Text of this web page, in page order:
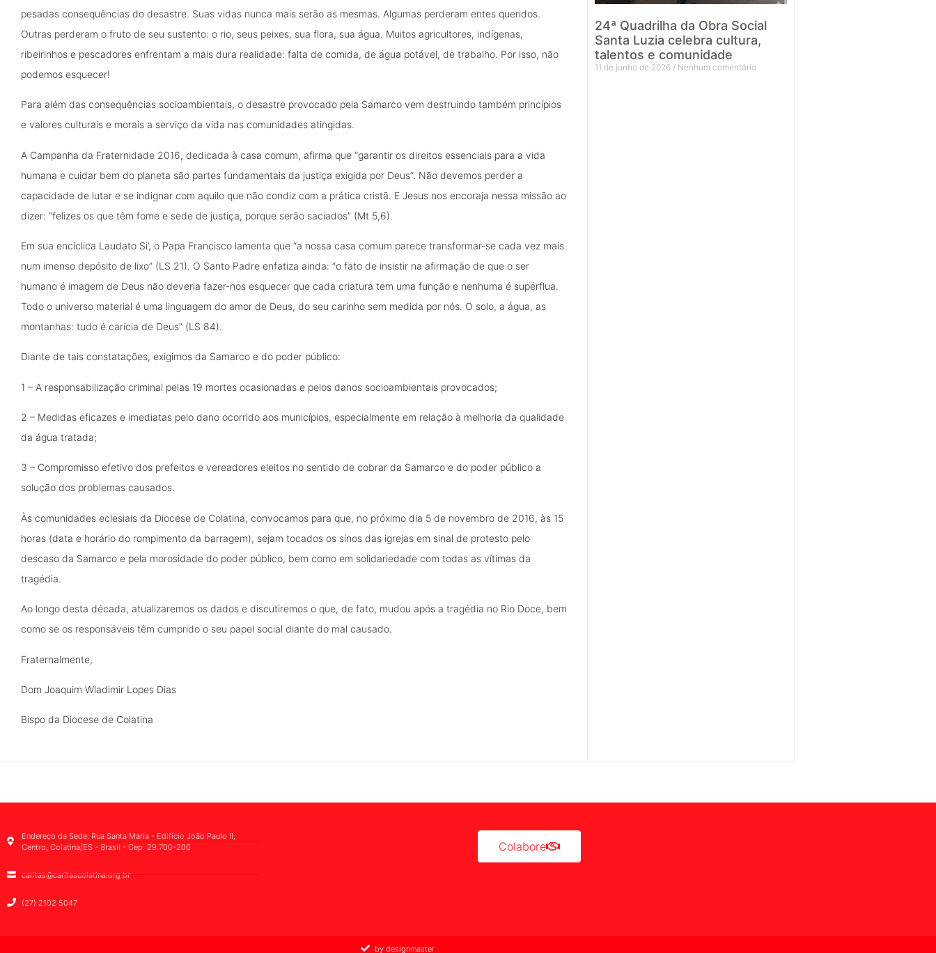
pesadas consequências do desastre. Suas vidas nunca mais serão as mesmas. Algumas perderam entes queridos.
Outras perderam o fruto de seu sustento: o rio, seus peixes, sua flora, sua água. Muitos agricultores, indígenas,
ribeirinhos e pescadores enfrentam a mais dura realidade: falta de comida, de água potável, de trabalho. Por isso, não
podemos esquecer!
Para além das consequências socioambientais, o desastre provocado pela Samarco vem destruindo também princípios
e valores culturais e morais a serviço da vida nas comunidades atingidas.
A Campanha da Fraternidade 2016, dedicada à casa comum, afirma que “garantir os direitos essenciais para a vida
humana e cuidar bem do planeta são partes fundamentais da justiça exigida por Deus”. Não devemos perder a
capacidade de lutar e se indignar com aquilo que não condiz com a prática cristã. E Jesus nos encoraja nessa missão ao
dizer: “felizes os que têm fome e sede de justiça, porque serão saciados” (Mt 5,6).
Em sua encíclica Laudato Si’, o Papa Francisco lamenta que “a nossa casa comum parece transformar-se cada vez mais
num imenso depósito de lixo” (LS 21). O Santo Padre enfatiza ainda: “o fato de insistir na afirmação de que o ser
humano é imagem de Deus não deveria fazer-nos esquecer que cada criatura tem uma função e nenhuma é supérflua.
Todo o universo material é uma linguagem do amor de Deus, do seu carinho sem medida por nós. O solo, a água, as
montanhas: tudo é carícia de Deus” (LS 84).
Diante de tais constatações, exigimos da Samarco e do poder público:
1 – A responsabilização criminal pelas 19 mortes ocasionadas e pelos danos socioambientais provocados;
2 – Medidas eficazes e imediatas pelo dano ocorrido aos municípios, especialmente em relação à melhoria da qualidade
da água tratada;
3 – Compromisso efetivo dos prefeitos e vereadores eleitos no sentido de cobrar da Samarco e do poder público a
solução dos problemas causados.
Às comunidades eclesiais da Diocese de Colatina, convocamos para que, no próximo dia 5 de novembro de 2016, às 15
horas (data e horário do rompimento da barragem), sejam tocados os sinos das igrejas em sinal de protesto pelo
descaso da Samarco e pela morosidade do poder público, bem como em solidariedade com todas as vítimas da
tragédia.
Ao longo desta década, atualizaremos os dados e discutiremos o que, de fato, mudou após a tragédia no Rio Doce, bem
como se os responsáveis têm cumprido o seu papel social diante do mal causado.
Fraternalmente,
Dom Joaquim Wladimir Lopes Dias
Bispo da Diocese de Colatina
24ª Quadrilha da Obra Social
Santa Luzia celebra cultura,
talentos e comunidade
11 de junho de 2026 Nenhum comentário
Endereço da Sede: Rua Santa Maria - Edifício João Paulo II,
Centro, Colatina/ES - Brasil - Cep: 29.700-200
caritas@caritascolatina.org.br
(27) 2102 5047
Colabore
by designmaster